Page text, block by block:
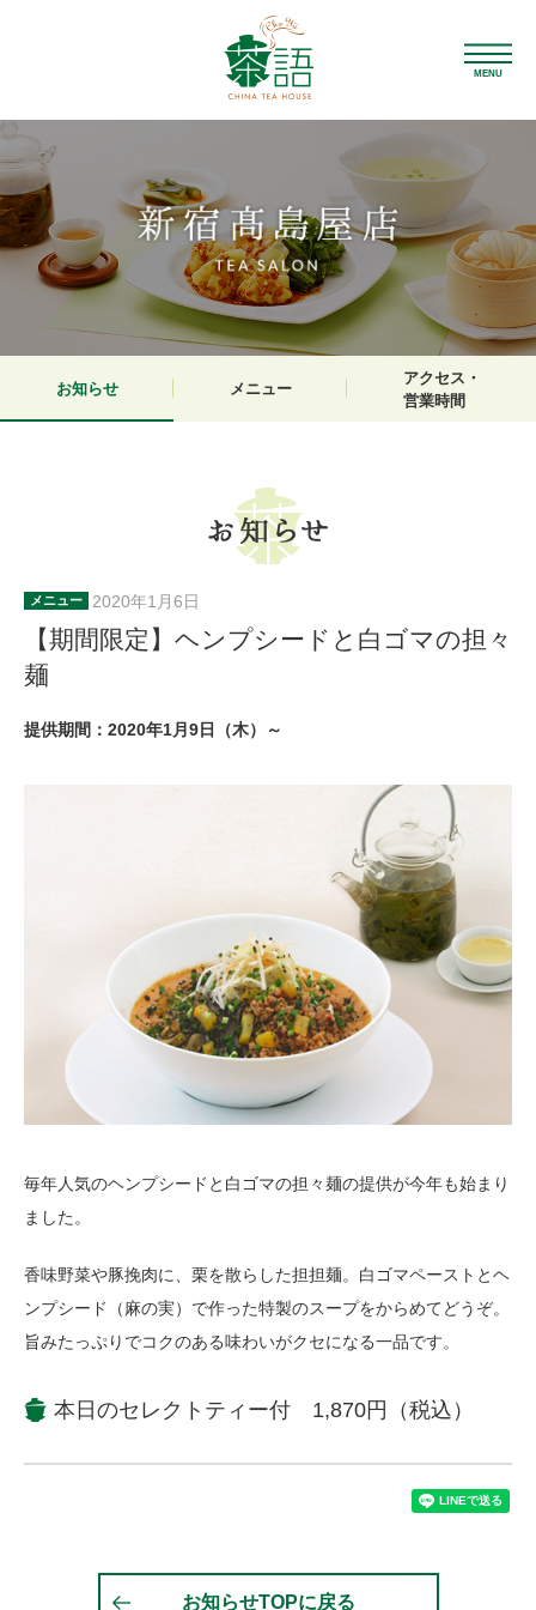
MENU
お知らせ メニュー
アクセス・
営業時間
メニュー 2020年1月6日
【期間限定】ヘンプシードと白ゴマの担々
麺
提供期間：2020年1月9日（木）～
毎年人気のヘンプシードと白ゴマの担々麺の提供が今年も始まり
ました。
香味野菜や豚挽肉に、栗を散らした担担麺。白ゴマペーストとヘ
ンプシード（麻の実）で作った特製のスープをからめてどうぞ。
旨みたっぷりでコクのある味わいがクセになる一品です。
本日のセレクトティー付 1,870円（税込）
お知らせTOPに戻る